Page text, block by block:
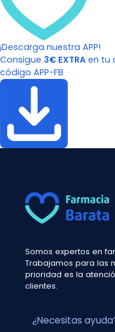
¡Descarga nuestra APP!
Consigue 3€ EXTRA en tu
código APP-FB
Somos expertos en
Trabajamos para las
prioridad es la
clientes.
¿Necesitas